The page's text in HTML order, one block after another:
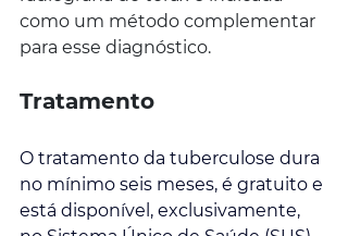
como um método complementar
para esse diagnóstico.
Tratamento
O tratamento da tuberculose dura
no mínimo seis meses, é gratuito e
está disponível, exclusivamente,